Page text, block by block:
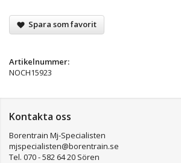
Spara som favorit
Artikelnummer:
NOCH15923
Kontakta oss
Borentrain Mj-Specialisten
mjspecialisten@borentrain.se
Tel. 070 - 582 64 20 Sören